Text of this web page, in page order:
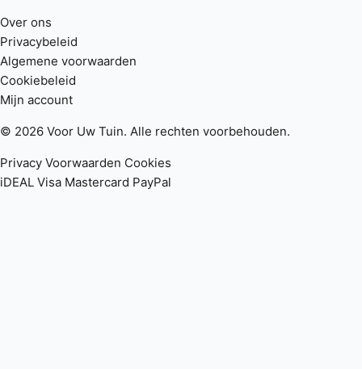
Over ons
Privacybeleid
Algemene voorwaarden
Cookiebeleid
Mijn account
© 2026 Voor Uw Tuin. Alle rechten voorbehouden.
Privacy Voorwaarden Cookies
iDEAL Visa Mastercard PayPal